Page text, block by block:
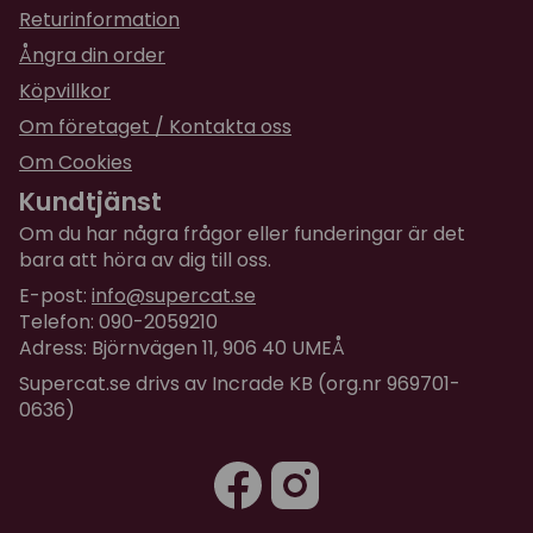
Vitamin B1 100 mg, L-tryptophan 70 mg, Grönt te-
pulver 35 mg och Colostrum Calming Complex? 20
mg
Dosering:0,5 tuggbit per dag till hundar och katter
som väger under 15 kg
Innehåller:30 st tuggbitar per förpackning.
Förvaras i rumstemperatur (15-25°C).
Förvaras utom syn- och räckhåll för barn och
djur.
Återförslut foliepåsen väl.
Returinformation
Ångra din order
Köpvillkor
Om företaget / Kontakta oss
Om Cookies
Kundtjänst
Om du har några frågor eller funderingar är det
bara att höra av dig till oss.
E-post: info@supercat.se
Telefon: 090-2059210
Adress: Björnvägen 11, 906 40 UMEÅ
Supercat.se drivs av Incrade KB (org.nr 969701-
0636)